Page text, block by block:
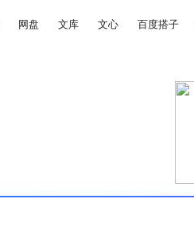
网盘 文库 文心 百度搭子